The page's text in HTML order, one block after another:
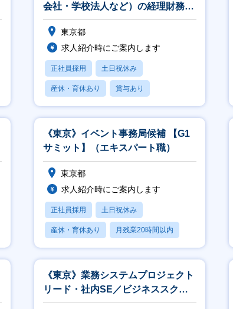
会社・学校法人など）の経理財務
（エキスパート職）
東京都
求人紹介時にご案内します
正社員採用 土日祝休み
産休・育休あり 賞与あり
フレックス
《東京》イベント事務局候補 【G1
サミット】（エキスパート職）
東京都
求人紹介時にご案内します
正社員採用 土日祝休み
産休・育休あり 月残業20時間以内
賞与あり
《東京》業務システムプロジェクト
リード・社内SE／ビジネススクー
ル事業（テクノロジー職）